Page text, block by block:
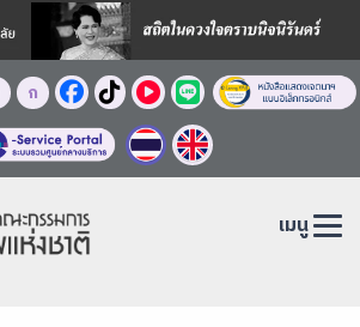
ก
เมนู